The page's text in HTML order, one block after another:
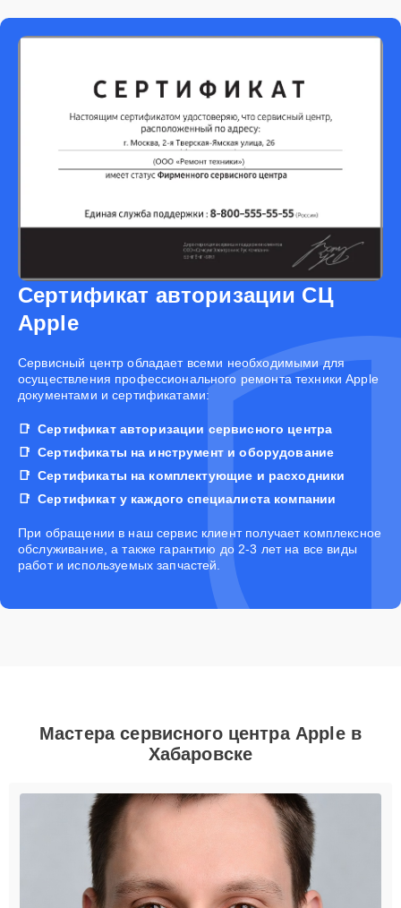
Сертификат авторизации СЦ
Apple
Cервисный центр обладает всеми необходимыми для
осуществления профессионального ремонта техники Apple
документами и сертификатами:
Сертификат авторизации сервисного центра
Сертификаты на инструмент и оборудование
Сертификаты на комплектующие и расходники
Сертификат у каждого специалиста компании
При обращении в наш сервис клиент получает комплексное
обслуживание, а также гарантию до 2-3 лет на все виды
работ и используемых запчастей.
Мастера сервисного центра Apple в
Хабаровске